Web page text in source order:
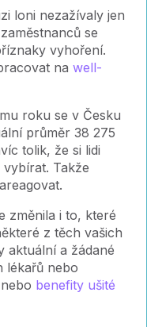
loni nezažívaly jen
se
vyhoření.
na well-
roku se v Česku
průměr 38 275
tolik, že si lidi
Takže
změnila i to, které
z těch vašich
aktuální a žádané
lékařů nebo
benefity ušité